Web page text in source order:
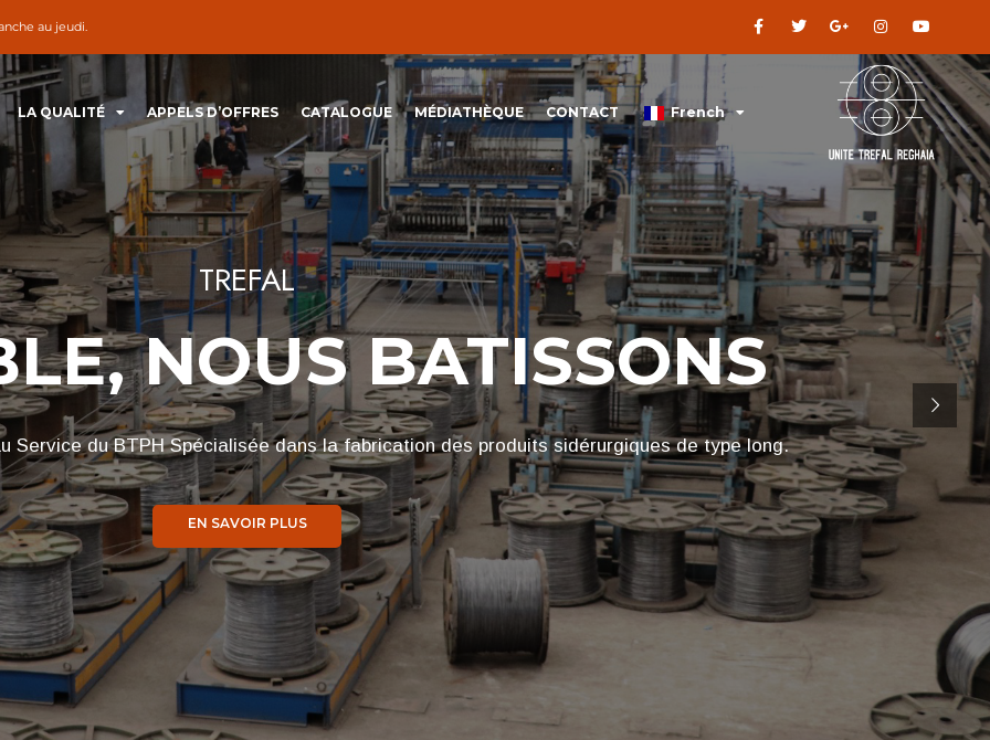
au jeudi.
LA QUALITÉ APPELS D’OFFRES CATALOGUE MÉDIATHÈQUE CONTACT French
TREFAL
NOUS BATISSONS
EN SAVOIR PLUS
Service du BTPH Spécialisée dans la fabrication des produits sidérurgiques de type long.